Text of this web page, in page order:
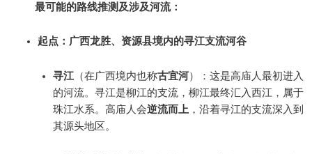
最可能的路线推测及涉及河流：
起点：广西龙胜、资源县境内的寻江支流河谷
寻江（在广西境内也称古宜河）：这是高庙人最初进入
的河流。寻江是柳江的支流，柳江最终汇入西江，属于
珠江水系。高庙人会逆流而上 ，沿着寻江的支流深入到
其源头地区。